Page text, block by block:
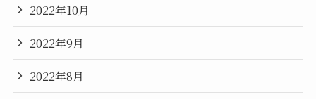
2022年10月
2022年9月
2022年8月